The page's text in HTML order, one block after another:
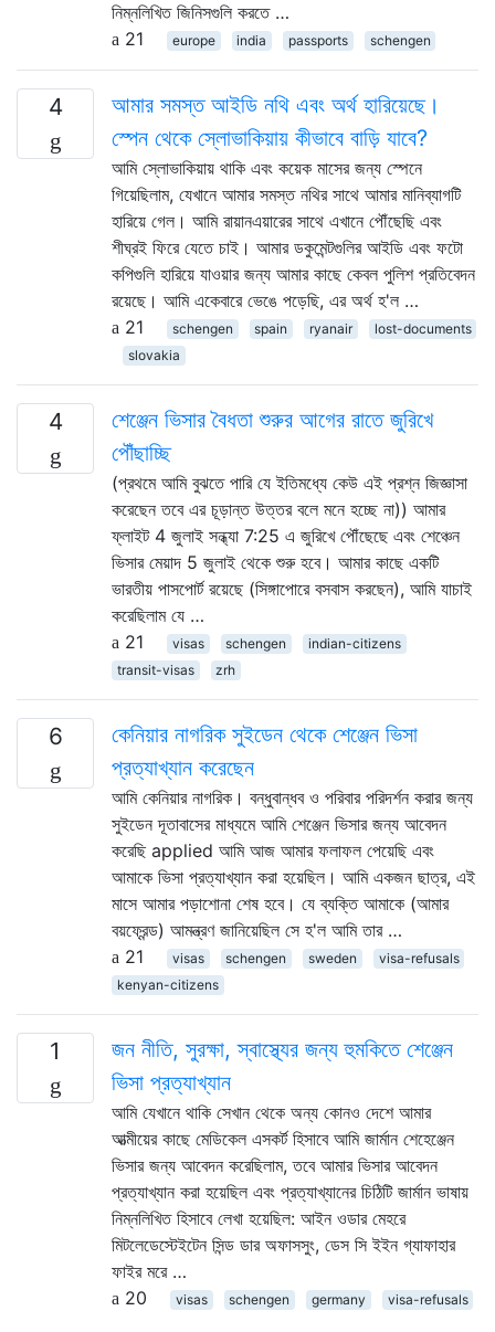
নিম্নলিখিত জিনিসগুলি করতে …
21
europe india passports schengen
4
আমার সমস্ত আইডি নথি এবং অর্থ হারিয়েছে।
স্পেন থেকে স্লোভাকিয়ায় কীভাবে বাড়ি যাবে?
আমি স্লোভাকিয়ায় থাকি এবং কয়েক মাসের জন্য স্পেনে
গিয়েছিলাম, যেখানে আমার সমস্ত নথির সাথে আমার মানিব্যাগটি
হারিয়ে গেল। আমি রায়ানএয়ারের সাথে এখানে পৌঁছেছি এবং
শীঘ্রই ফিরে যেতে চাই। আমার ডকুমেন্টগুলির আইডি এবং ফটো
কপিগুলি হারিয়ে যাওয়ার জন্য আমার কাছে কেবল পুলিশ প্রতিবেদন
রয়েছে। আমি একেবারে ভেঙে পড়েছি, এর অর্থ হ'ল …
21
schengen spain ryanair
lost-documents
slovakia
4
শেঞ্জেন ভিসার বৈধতা শুরুর আগের রাতে জুরিখে
পৌঁছাচ্ছি
(প্রথমে আমি বুঝতে পারি যে ইতিমধ্যে কেউ এই প্রশ্ন জিজ্ঞাসা
করেছেন তবে এর চূড়ান্ত উত্তর বলে মনে হচ্ছে না)) আমার
ফ্লাইট 4 জুলাই সন্ধ্যা 7:25 এ জুরিখে পৌঁছেছে এবং শেঞ্চেন
ভিসার মেয়াদ 5 জুলাই থেকে শুরু হবে। আমার কাছে একটি
ভারতীয় পাসপোর্ট রয়েছে (সিঙ্গাপোরে বসবাস করছেন), আমি যাচাই
করেছিলাম যে …
21
visas schengen
indian-citizens
transit-visas
zrh
6
কেনিয়ার নাগরিক সুইডেন থেকে শেঞ্জেন ভিসা
প্রত্যাখ্যান করেছেন
আমি কেনিয়ার নাগরিক। বন্ধুবান্ধব ও পরিবার পরিদর্শন করার জন্য
সুইডেন দূতাবাসের মাধ্যমে আমি শেঞ্জেন ভিসার জন্য আবেদন
করেছি applied আমি আজ আমার ফলাফল পেয়েছি এবং
আমাকে ভিসা প্রত্যাখ্যান করা হয়েছিল। আমি একজন ছাত্র, এই
মাসে আমার পড়াশোনা শেষ হবে। যে ব্যক্তি আমাকে (আমার
বয়ফ্রেন্ড) আমন্ত্রণ জানিয়েছিল সে হ'ল আমি তার …
21
visas schengen sweden
visa-refusals
kenyan-citizens
1
জন নীতি, সুরক্ষা, স্বাস্থ্যের জন্য হুমকিতে শেঞ্জেন
ভিসা প্রত্যাখ্যান
আমি যেখানে থাকি সেখান থেকে অন্য কোনও দেশে আমার
আত্মীয়ের কাছে মেডিকেল এসকর্ট হিসাবে আমি জার্মান শেহেঞ্জেন
ভিসার জন্য আবেদন করেছিলাম, তবে আমার ভিসার আবেদন
প্রত্যাখ্যান করা হয়েছিল এবং প্রত্যাখ্যানের চিঠিটি জার্মান ভাষায়
নিম্নলিখিত হিসাবে লেখা হয়েছিল: আইন ওডার মেহরে
মিটলেডেস্টেইটেন সিন্ড ডার অফাসসুং, ডেস সি ইইন গ্যাফাহার
ফাইর মরে …
20
visas schengen germany visa-refusals